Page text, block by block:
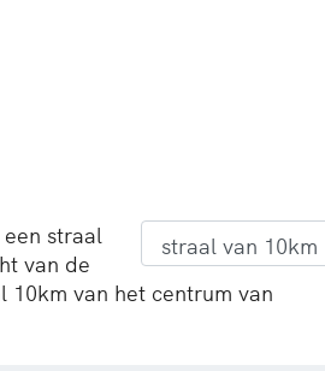
straal
van de
van het centrum van